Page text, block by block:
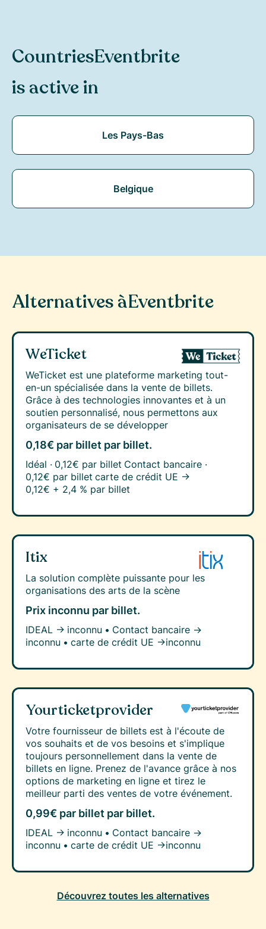
CountriesEventbrite
is active in
Les Pays-Bas
Belgique
Alternatives àEventbrite
WeTicket
WeTicket est une plateforme marketing tout-
en-un spécialisée dans la vente de billets.
Grâce à des technologies innovantes et à un
soutien personnalisé, nous permettons aux
organisateurs de se développer
0,18€ par billet par billet.
Idéal · 0,12€ par billet Contact bancaire ·
0,12€ par billet carte de crédit UE →
0,12€ + 2,4 % par billet
Itix
La solution complète puissante pour les
organisations des arts de la scène
Prix inconnu par billet.
IDEAL → inconnu • Contact bancaire →
inconnu • carte de crédit UE →inconnu
Yourticketprovider
Votre fournisseur de billets est à l'écoute de
vos souhaits et de vos besoins et s'implique
toujours personnellement dans la vente de
billets en ligne. Prenez de l'avance grâce à nos
options de marketing en ligne et tirez le
meilleur parti des ventes de votre événement.
0,99€ par billet par billet.
IDEAL → inconnu • Contact bancaire →
inconnu • carte de crédit UE →inconnu
Découvrez toutes les alternatives